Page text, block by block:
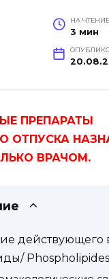
НА ЧТЕНИЕ
3 мин
ПРЕПАРАТЫ
ОТПУСКА
ВРАЧОМ.
действующего